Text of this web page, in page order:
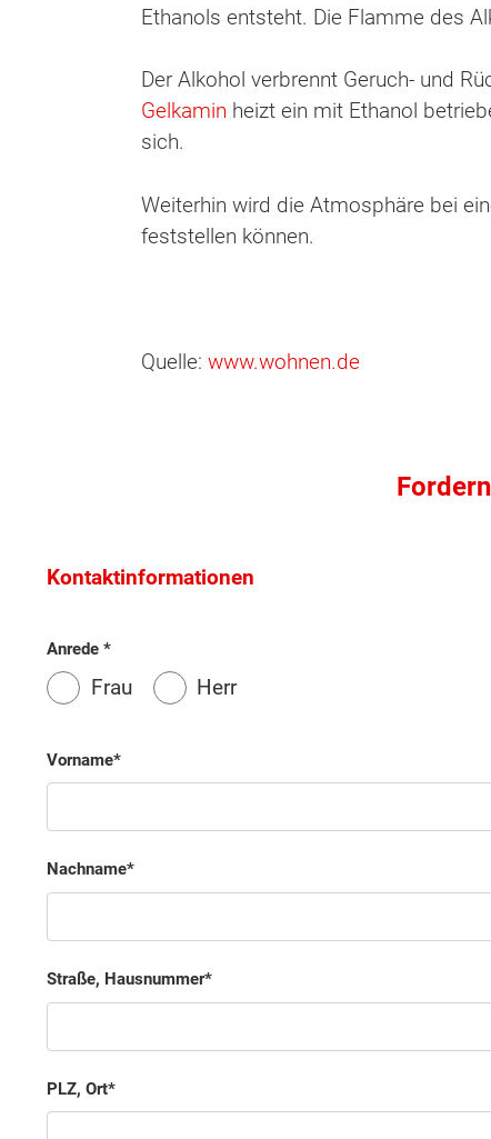
Ethanols entsteht. Die Flamme des
Der Alkohol verbrennt Geruch- und
Gelkamin heizt ein mit Ethanol
sich.
Weiterhin wird die Atmosphäre bei
feststellen können.
Quelle: www.wohnen.de
Kontaktinformationen
Anrede
Frau Herr
Vorname
Nachname
Straße, Hausnummer
PLZ, Ort